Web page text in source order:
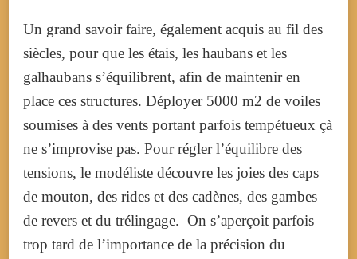
Un grand savoir faire, également acquis au fil des
siècles, pour que les étais, les haubans et les
galhaubans s’équilibrent, afin de maintenir en
place ces structures. Déployer 5000 m2 de voiles
soumises à des vents portant parfois tempétueux çà
ne s’improvise pas. Pour régler l’équilibre des
tensions, le modéliste découvre les joies des caps
de mouton, des rides et des cadènes, des gambes
de revers et du trélingage. On s’aperçoit parfois
trop tard de l’importance de la précision du